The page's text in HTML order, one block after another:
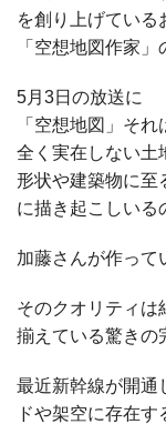
を創り上げている
「空想地図作家
5月3日の放送に
「空想地図」そ
全く実在しない土
形状や建築物に至
に描き起こしいる
加藤さんが作って
そのクオリティは
揃えている驚きの
最近新幹線が開通
ドや架空に存在す